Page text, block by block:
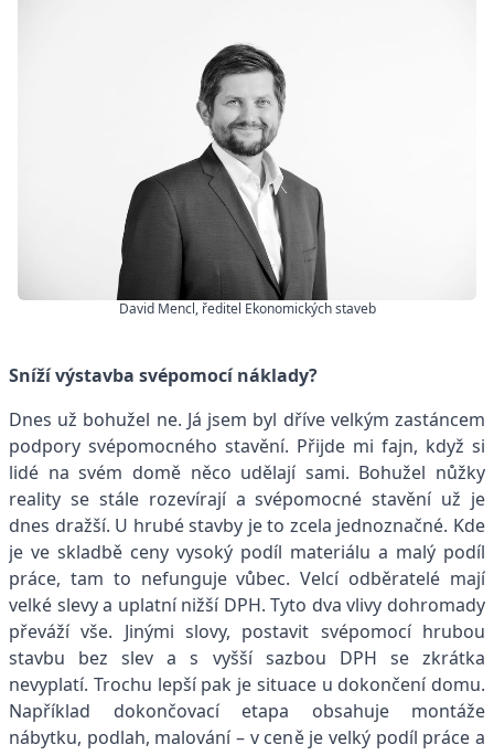
David Mencl, ředitel Ekonomických staveb
Sníží výstavba svépomocí náklady?
Dnes už bohužel ne. Já jsem byl dříve velkým zastáncem
podpory svépomocného stavění. Přijde mi fajn, když si
lidé na svém domě něco udělají sami. Bohužel nůžky
reality se stále rozevírají a svépomocné stavění už je
dnes dražší. U hrubé stavby je to zcela jednoznačné. Kde
je ve skladbě ceny vysoký podíl materiálu a malý podíl
práce, tam to nefunguje vůbec. Velcí odběratelé mají
velké slevy a uplatní nižší DPH. Tyto dva vlivy dohromady
převáží vše. Jinými slovy, postavit svépomocí hrubou
stavbu bez slev a s vyšší sazbou DPH se zkrátka
nevyplatí. Trochu lepší pak je situace u dokončení domu.
Například dokončovací etapa obsahuje montáže
nábytku, podlah, malování – v ceně je velký podíl práce a